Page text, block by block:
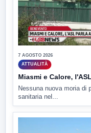
7 AGOSTO 2026
ATTUALITÀ
Miasmi e Calore,
Nessuna nuova moria di
sanitaria nel...